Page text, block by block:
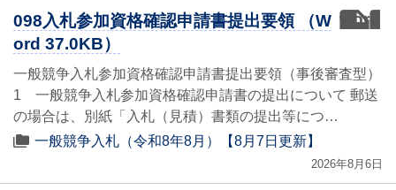
word
098入札参加資格確認申請書提出要領 （W
ord 37.0KB）
一般競争入札参加資格確認申請書提出要領（事後審査型）
1 一般競争入札参加資格確認申請書の提出について 郵送
の場合は、別紙「入札（見積）書類の提出等につ…
一般競争入札（令和8年8月）【8月7日更新】
2026年8月6日